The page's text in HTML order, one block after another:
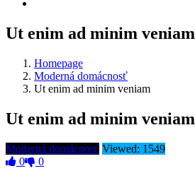
Ut enim ad minim veniam
Homepage
Moderná domácnosť
Ut enim ad minim veniam
Ut enim ad minim veniam
Moderná domácnosť Viewed: 1549
0
0